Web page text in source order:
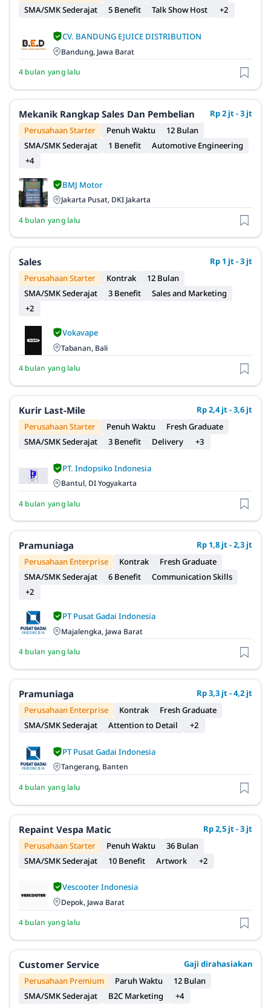
SMA/SMK Sederajat
5 Benefit Talk Show Host +2
CV. BANDUNG EJUICE DISTRIBUTION
Bandung, Jawa Barat
4 bulan yang lalu
Mekanik Rangkap Sales Dan Pembelian
Rp 2 jt - 3 jt
Perusahaan Starter
Penuh Waktu
12 Bulan
SMA/SMK Sederajat
1 Benefit
Automotive Engineering
+4
BMJ Motor
Jakarta Pusat, DKI Jakarta
4 bulan yang lalu
Sales
Rp 1 jt - 3 jt
Perusahaan Starter
Kontrak
12 Bulan
SMA/SMK Sederajat
3 Benefit
Sales and Marketing
+2
Vokavape
Tabanan, Bali
4 bulan yang lalu
Kurir Last-Mile
Rp 2,4 jt - 3,6 jt
Perusahaan Starter
Penuh Waktu
Fresh Graduate
SMA/SMK Sederajat
3 Benefit Delivery +3
PT. Indopsiko Indonesia
Bantul, DI Yogyakarta
4 bulan yang lalu
Pramuniaga
Rp 1,8 jt - 2,3 jt
Perusahaan Enterprise
Kontrak
Fresh Graduate
SMA/SMK Sederajat
6 Benefit
Communication Skills
+2
PT Pusat Gadai Indonesia
Majalengka, Jawa Barat
4 bulan yang lalu
Pramuniaga
Rp 3,3 jt - 4,2 jt
Perusahaan Enterprise
Kontrak
Fresh Graduate
SMA/SMK Sederajat
Attention to Detail +2
PT Pusat Gadai Indonesia
Tangerang, Banten
4 bulan yang lalu
Repaint Vespa Matic
Rp 2,5 jt - 3 jt
Perusahaan Starter
Penuh Waktu
36 Bulan
SMA/SMK Sederajat
10 Benefit Artwork +2
Vescooter Indonesia
Depok, Jawa Barat
4 bulan yang lalu
Customer Service
Gaji dirahasiakan
Perusahaan Premium
Paruh Waktu
12 Bulan
SMA/SMK Sederajat
B2C Marketing +4